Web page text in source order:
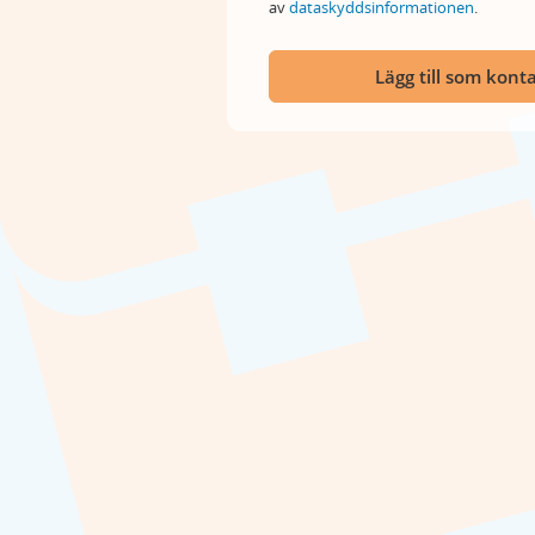
avdataskyddsinformationen.
Lägg till som